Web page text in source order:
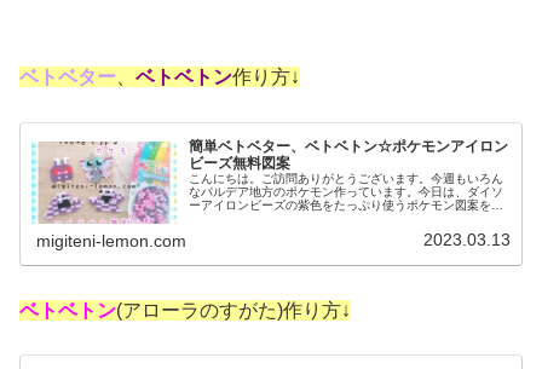
ベトベター ベトベトン作り方↓
簡単ベトベター、ベトベトン☆ポケモンアイロン
ビーズ無料図案
こんにちは。ご訪問ありがとうございます。今週もいろん
なパルデア地方のポケモン作っています。今日は、ダイソ
ーアイロンビーズの紫色をたっぷり使うポケモン図案を紹
migiteni-lemon.com 2023.03.13
ベトベトン(アローラのすがた)作り方↓